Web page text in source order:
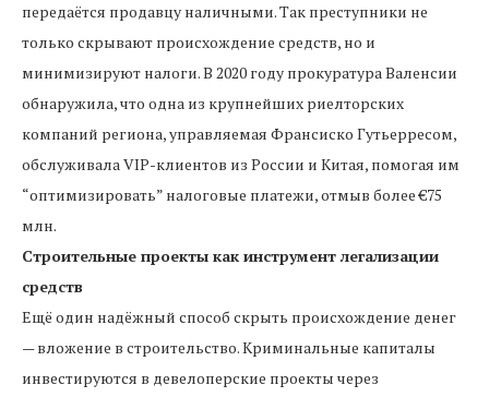
передаётся продавцу наличными. Так преступники не
только скрывают происхождение средств, но и
минимизируют налоги. В 2020 году прокуратура Валенсии
обнаружила, что одна из крупнейших риелторских
компаний региона, управляемая Франсиско Гутьерресом,
обслуживала VIP-клиентов из России и Китая, помогая им
“оптимизировать” налоговые платежи, отмыв более €75
млн.
Строительные проекты как инструмент легализации
средств
Ещё один надёжный способ скрыть происхождение денег
— вложение в строительство. Криминальные капиталы
инвестируются в девелоперские проекты через